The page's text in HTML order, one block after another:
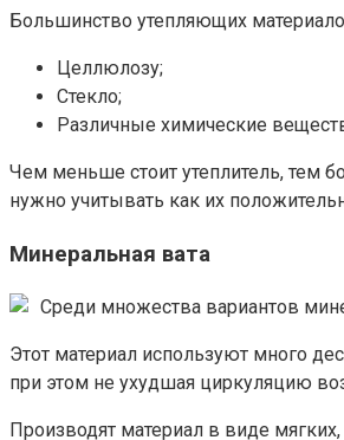
Большинство утепляющих
Целлюлозу;
Стекло;
Различные химические
Чем меньше стоит утеплитель, тем
нужно учитывать как их
Минеральная вата
Среди множества вариантов
Этот материал используют много
при этом не ухудшая циркуляцию
Производят материал в виде